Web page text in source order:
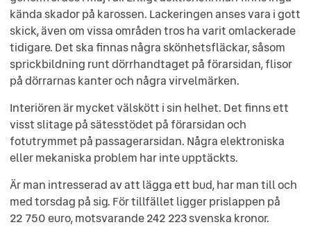
kända skador på karossen. Lackeringen anses vara i gott
skick, även om vissa områden tros ha varit omlackerade
tidigare. Det ska finnas några skönhetsfläckar, såsom
sprickbildning runt dörrhandtaget på förarsidan, flisor
på dörrarnas kanter och några virvelmärken.
Interiören är mycket välskött i sin helhet. Det finns ett
visst slitage på sätesstödet på förarsidan och
fotutrymmet på passagerarsidan. Några elektroniska
eller mekaniska problem har inte upptäckts.
Är man intresserad av att lägga ett bud, har man till och
med torsdag på sig. För tillfället ligger prislappen på
22 750 euro, motsvarande 242 223 svenska kronor.